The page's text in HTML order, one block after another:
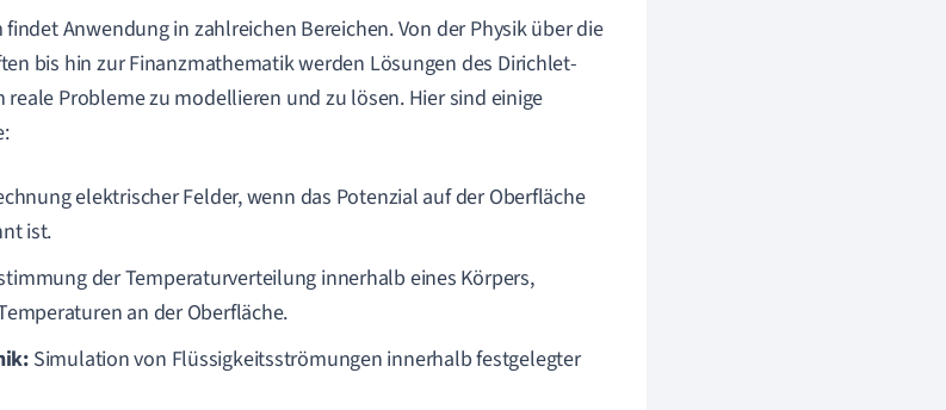
Anwendung in zahlreichen Bereichen. Von der Physik über die
bis hin zur Finanzmathematik werden Lösungen des Dirichlet-
Probleme zu modellieren und zu lösen. Hier sind einige
elektrischer Felder, wenn das Potenzial auf der Oberfläche
ist.
der Temperaturverteilung innerhalb eines Körpers,
an der Oberfläche.
Simulation von Flüssigkeitsströmungen innerhalb festgelegter